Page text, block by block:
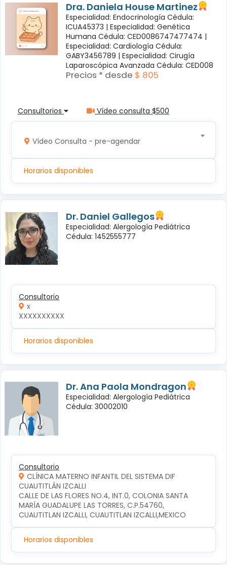
Dra. Daniela House Martinez
Especialidad: Endocrinología Cédula:
ICUA45373 | Especialidad: Genética
Humana Cédula: CED0086747477474 |
Especialidad: Cardiología Cédula:
GABY3456789 | Especialidad: Cirugía
Laparoscópica Avanzada Cédula: CED008
Precios * desde $ 805
Consultorios Vídeo consulta $500
Vídeo Consulta - pre-agendar
Horarios disponibles
Dr. Daniel Gallegos
Especialidad: Alergología Pediátrica
Cédula: 1452555777
Consultorio
x
XXXXXXXXXX
Horarios disponibles
Dr. Ana Paola Mondragon
Especialidad: Alergología Pediátrica
Cédula: 30002010
Consultorio
CLÍNICA MATERNO INFANTIL DEL SISTEMA DIF
CUAUTITLÁN IZCALLI
CALLE DE LAS FLORES NO.4, INT.0, COLONIA SANTA
MARÍA GUADALUPE LAS TORRES, C.P.54760,
CUAUTITLAN IZCALLI, CUAUTITLAN IZCALLI,MEXICO
Horarios disponibles